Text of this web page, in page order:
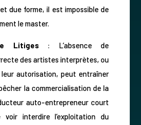
due forme, il est impossible de
le master.
Litiges: L’absence de
des artistes interprètes, ou
leur autorisation, peut entraîner
la commercialisation de la
auto-entrepreneur court
interdire l’exploitation du